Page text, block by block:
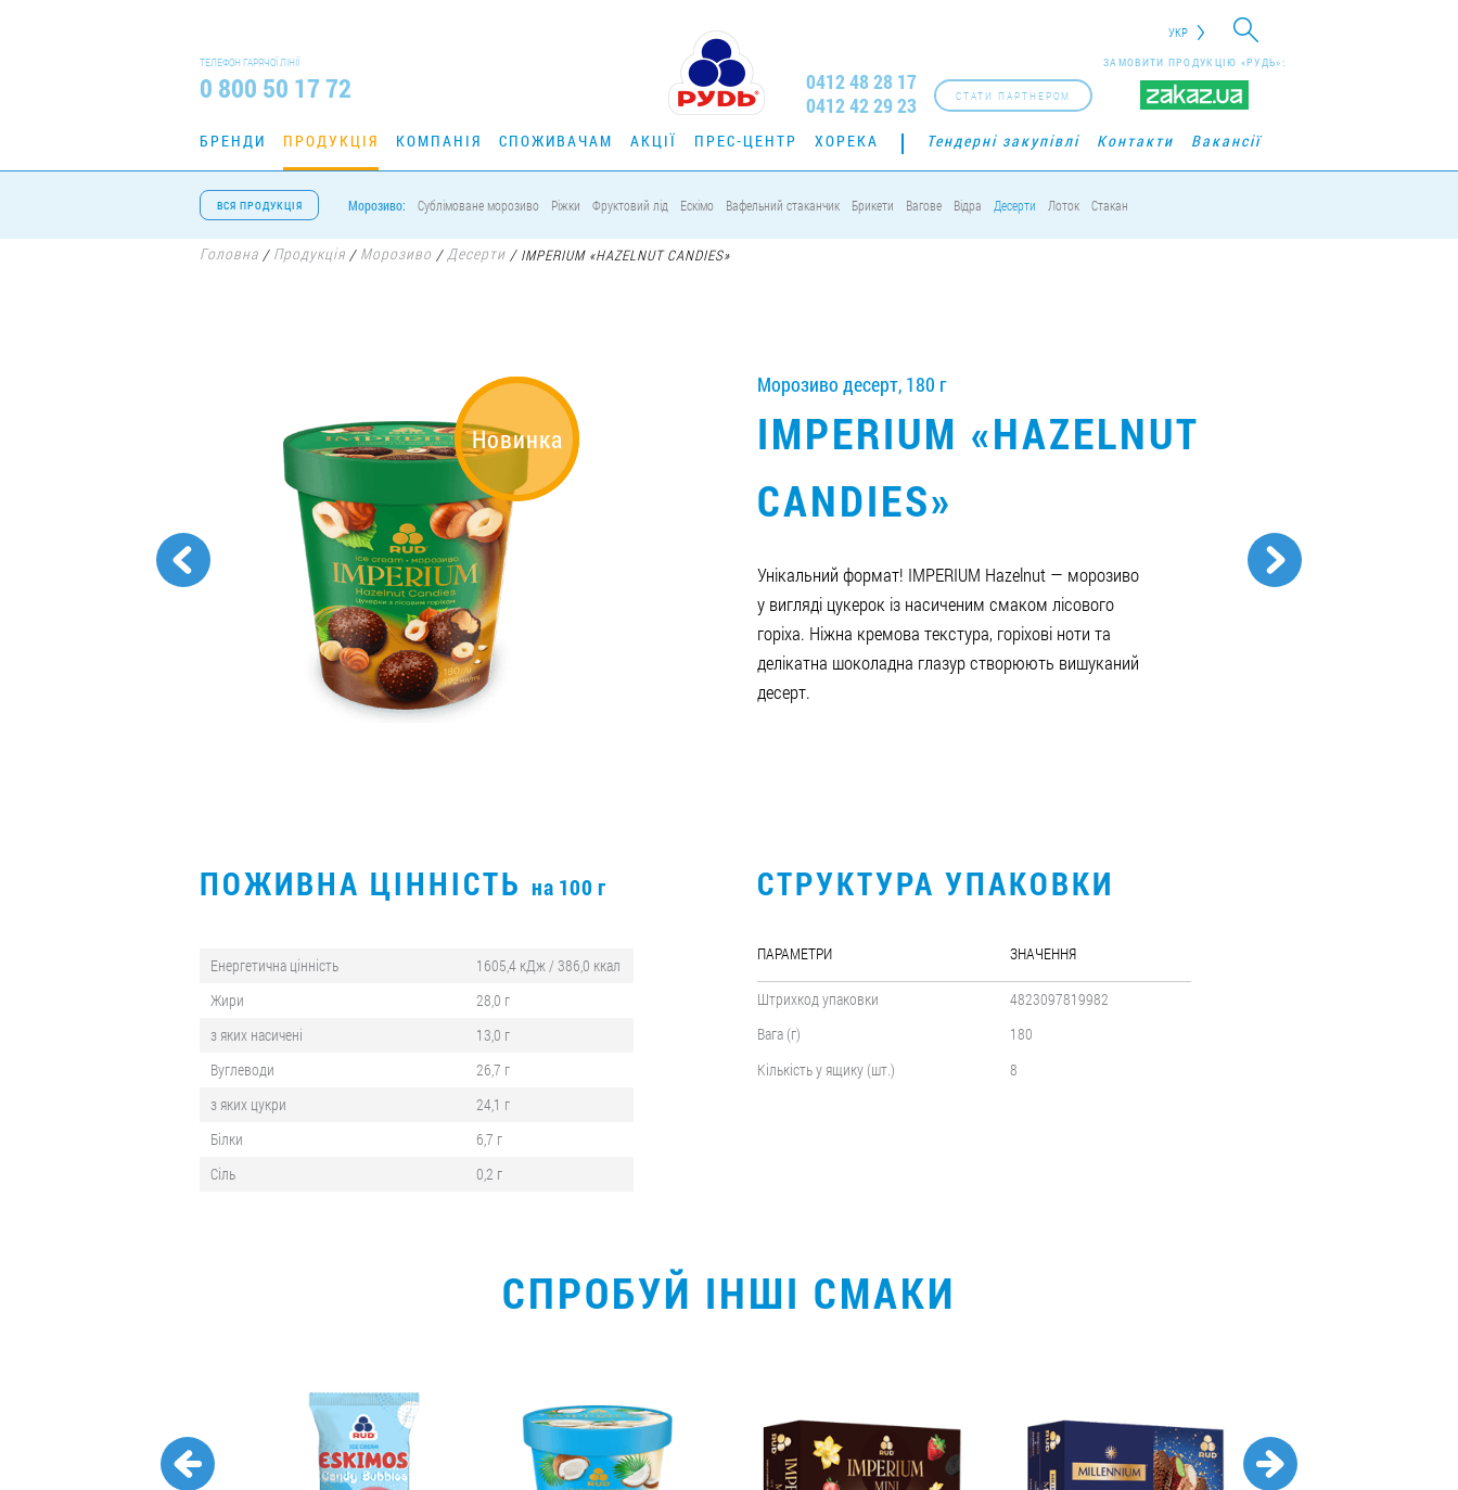
УКР
ТЕЛЕФОН ГАРЯЧОЇ ЛІНІЇ
0 800 50 17 72
ЗАМОВИТИ ПРОДУКЦІЮ «РУДЬ»:
СТАТИ ПАРТНЕРОМ
0412 48 28 17
0412 42 29 23
БРЕНДИ ПРОДУКЦІЯ КОМПАНІЯ СПОЖИВАЧАМ АКЦІЇ ПРЕС-ЦЕНТР ХОРЕКА Тендерні закупівлі Контакти Вакансії
ВСЯ ПРОДУКЦІЯ Морозиво: Сублімоване морозиво Ріжки Фруктовий лід Ескімо Вафельний стаканчик Брикети Вагове Відра Десерти Лоток Стакан
Головна / Продукція / Морозиво / Десерти /IMPERIUM «HAZELNUT CANDIES»
Новинка
Морозиво десерт, 180 г
IMPERIUM «HAZELNUT
CANDIES»
Унікальний формат! IMPERIUM Hazelnut — морозиво
у вигляді цукерок із насиченим смаком лісового
горіха. Ніжна кремова текстура, горіхові ноти та
делікатна шоколадна глазур створюють вишуканий
десерт.
ПОЖИВНА ЦІННІСТЬ на 100 г
Енергетична цінність
1605,4 кДж / 386,0 ккал
Жири
28,0 г
з яких насичені
13,0 г
Вуглеводи
26,7 г
з яких цукри
24,1 г
Білки
6,7 г
Сіль
0,2 г
СТРУКТУРА УПАКОВКИ
ПАРАМЕТРИ ЗНАЧЕННЯ
Штрихкод упаковки
4823097819982
Вага (г)
180
Кількість у ящику (шт.)
8
СПРОБУЙ ІНШІ СМАКИ